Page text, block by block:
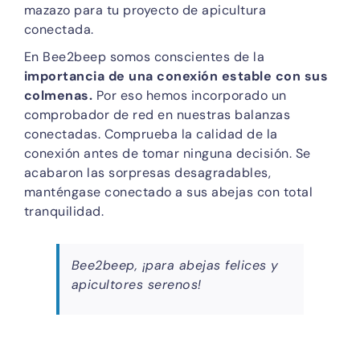
mazazo para tu proyecto de apicultura
conectada.
En Bee2beep somos conscientes de la
importancia de una conexión estable con sus
colmenas. Por eso hemos incorporado un
comprobador de red en nuestras balanzas
conectadas. Comprueba la calidad de la
conexión antes de tomar ninguna decisión. Se
acabaron las sorpresas desagradables,
manténgase conectado a sus abejas con total
tranquilidad.
Bee2beep, ¡para abejas felices y
apicultores serenos!